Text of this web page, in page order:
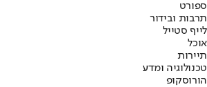
ספורט
תרבות ובידור
לייף סטייל
אוכל
תיירות
טכנולוגיה ומדע
הורוסקופ